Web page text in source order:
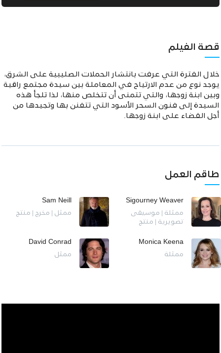
قصة الفيلم
خلال الفترة التي عرفت بانتشار الحملات الصليبية على الشرق،
يوجد نوع من عدم الارتياح في المعاملة بين سيدة مجتمع راقية
وبين ابنة زوجها، والتي تتمنى أن تتخلص منها، لذا تلجأ هذه
السيدة إلى فنون السحر الأسود التي تتفنن بها وتجيدها من
أجل القضاء على ابنة زوجها.
طاقم العمل
Sigourney Weaver
ممثلة | موسيقى
تصويرية | منتج
Sam Neill
ممثل | مخرج | منتج
Monica Keena
ممثلة
David Conrad
ممثل